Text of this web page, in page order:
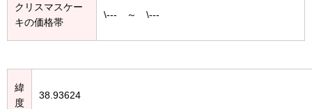
クリスマスケー
キの価格帯
\--- ～ \---
緯
度
38.93624